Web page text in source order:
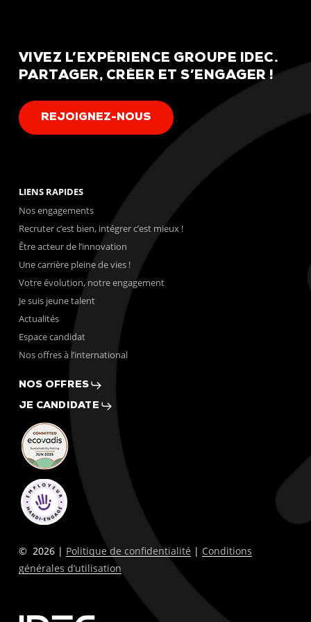
VIVEZ L’EXPÉRIENCE GROUPE
IDEC.
PARTAGER, CRÉER ET S’ENGAGER !
REJO G N EZ- N OUS
LIENS RAPIDES
Nos engagements
Recruter c’est bien, intégrer c’est mieux !
Être acteur de l’innovation
Une carrière pleine de vies !
Votre évolution, notre engagement
Je suis jeune talent
Actualités
Espace candidat
Nos offres à l’international
NOS OFFRES
JE CANDIDATE
© 2026| Politique de confidentialité | Conditions
générales d’utilisation